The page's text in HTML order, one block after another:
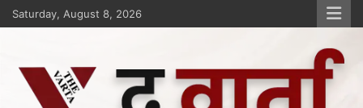
Saturday, August 8, 2026